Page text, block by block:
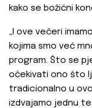
kako se božićni
„I ove večeri
kojima smo već
program. Što se
očekivati ono što
tradicionalno u
izdvajamo jednu